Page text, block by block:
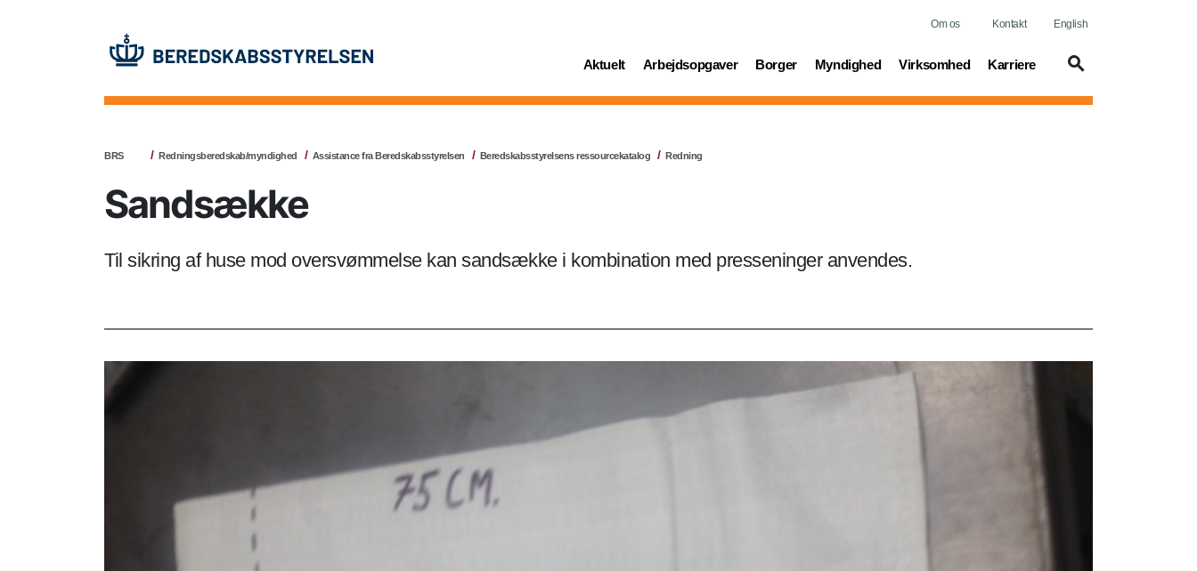
Om os Kontakt English
Aktuelt
(current) Arbejdsopgaver
(current) Borger
(current) Myndighed
(current) Virksomhed
(current) Karriere
(current)
BRS Redningsberedskab/myndighed Assistance fra Beredskabsstyrelsen Beredskabsstyrelsens ressourcekatalog Redning
Sandsække
Til sikring af huse mod oversvømmelse kan sandsække i kombination med presseninger anvendes.